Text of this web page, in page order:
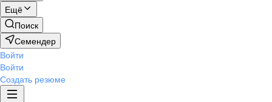
Ещё
Поиск
Семендер
Войти
Войти
Создать резюме